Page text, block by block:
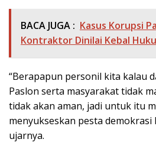
BACA JUGA : Kasus Korupsi
Kontraktor Dinilai Kebal
“Berapapun personil kita kalau
Paslon serta masyarakat tidak
tidak akan aman, jadi untuk itu
menyukseskan pesta demokrasi
ujarnya.